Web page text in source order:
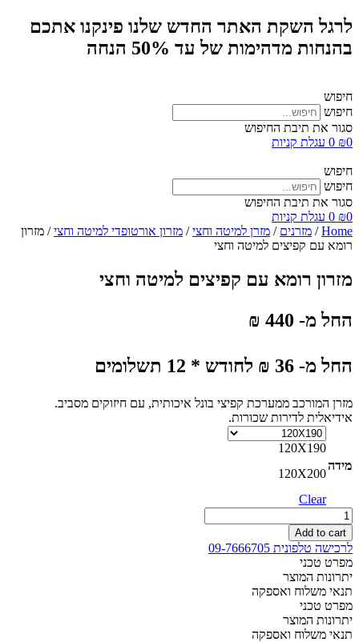
לרגל השקת האתר החדש שלנו פינקנו אתכם
בהנחות מדהימות של עד 50% הנחה
חיפוש
חיפוש
סגור את תיבת החיפוש
₪0
0 עגלת קניות
חיפוש
חיפוש
סגור את תיבת החיפוש
₪0
0 עגלת קניות
Home
/ מזרנים / מזרן למיטה וחצי/ מזרון אורטופדי למיטה וחצי/ מזרון
רומא עם קפיצים למיטה וחצי
מזרון רומא עם קפיצים למיטה וחצי
החל מ- 440 ₪
החל מ- 36 ₪ לחודש * 12 תשלומים
מזרן המורכב ממערכת קפיצי בונל איכותית, עם חיזוקים מסביב.
אידיאלית לדירות שכורות.
מידה
120X190
120X200
Clear
מזרון
רומא
עם
קפיצים
למיטה
וחצי
quantity
Add to cart
לרכישה טלפונית 09-7666705
מפרט טכני
יתרונות המוצר
תנאי משלוח ואספקה
מפרט טכני
יתרונות המוצר
תנאי משלוח ואספקה